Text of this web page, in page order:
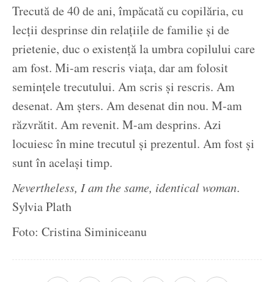
Trecută de 40 de ani, împăcată cu copilăria, cu
lecții desprinse din relațiile de familie și de
prietenie, duc o existență la umbra copilului care
am fost. Mi-am rescris viața, dar am folosit
semințele trecutului. Am scris și rescris. Am
desenat. Am șters. Am desenat din nou. M-am
răzvrătit. Am revenit. M-am desprins. Azi
locuiesc în mine trecutul și prezentul. Am fost și
sunt în același timp.
Nevertheless, I am the same, identical woman.
Sylvia Plath
Foto: Cristina Siminiceanu